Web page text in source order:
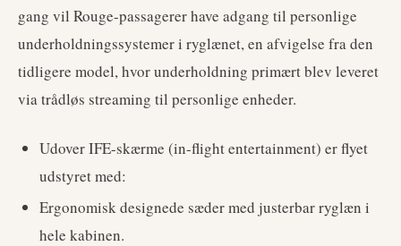
gang vil Rouge-passagerer have adgang til personlige
underholdningssystemer i ryglænet, en afvigelse fra den
tidligere model, hvor underholdning primært blev leveret
via trådløs streaming til personlige enheder.
Udover IFE-skærme (in-flight entertainment) er flyet
udstyret med:
Ergonomisk designede sæder med justerbar ryglæn i
hele kabinen.